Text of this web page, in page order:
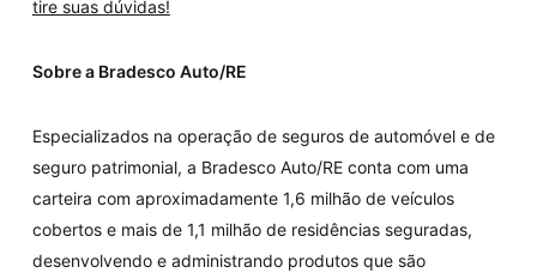
tire suas dúvidas!
Sobre a Bradesco Auto/RE
Especializados na operação de seguros de automóvel e de
seguro patrimonial, a Bradesco Auto/RE conta com uma
carteira com aproximadamente 1,6 milhão de veículos
cobertos e mais de 1,1 milhão de residências seguradas,
desenvolvendo e administrando produtos que são